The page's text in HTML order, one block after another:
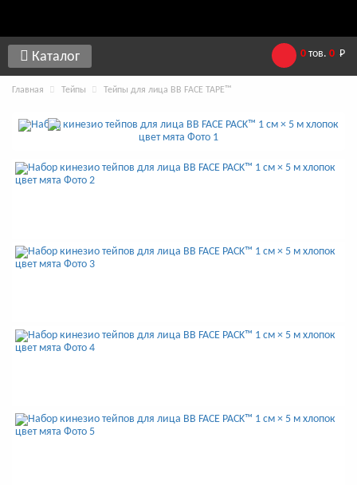
Каталог 0 тов. 0 Р
Главная Тейпы Тейпы для лица BB FACE TAPE™